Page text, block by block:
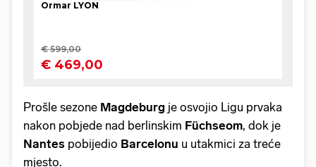
Prošle sezone Magdeburg je osvojio Ligu prvaka
nakon pobjede nad berlinskim Füchseom, dok je
Nantes pobijedio Barcelonu u utakmici za treće
mjesto.